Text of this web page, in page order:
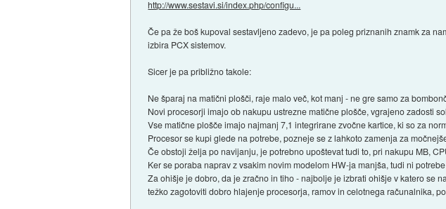
http://www.sestavi.si/index.php/configu...
Če pa že boš kupoval sestavljeno zadevo, je pa poleg priznanih znamk za
izbira PCX sistemov.
Sicer je pa približno takole:
Ne šparaj na matični plošči, raje malo več, kot manj - ne gre samo za
Novi procesorji imajo ob nakupu ustrezne matične plošče, vgrajeno zadosti
Vse matične plošče imajo najmanj 7,1 integrirane zvočne kartice, ki so za
Procesor se kupi glede na potrebe, pozneje se z lahkoto zamenja za
Če obstoji želja po navijanju, je potrebno upoštevat tudi to, pri nakupu MB,
Ker se poraba naprav z vsakim novim modelom HW-ja manjša, tudi ni
Za ohišje je dobro, da je zračno in tiho - najbolje je izbrati ohišje v katero se
težko zagotoviti dobro hlajenje procesorja, ramov in celotnega računalnika,